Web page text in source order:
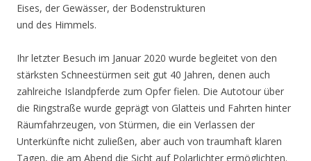
Eises, der Gewässer, der Bodenstrukturen
und des Himmels.
Ihr letzter Besuch im Januar 2020 wurde begleitet von den
stärksten Schneestürmen seit gut 40 Jahren, denen auch
zahlreiche Islandpferde zum Opfer fielen. Die Autotour über
die Ringstraße wurde geprägt von Glatteis und Fahrten hinter
Räumfahrzeugen, von Stürmen, die ein Verlassen der
Unterkünfte nicht zuließen, aber auch von traumhaft klaren
Tagen, die am Abend die Sicht auf Polarlichter ermöglichten.